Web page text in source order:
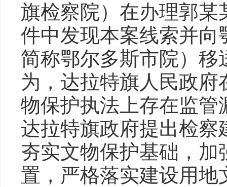
旗检察院）在办理郭某
件中发现本案线索并
简称鄂尔多斯市院）
为，达拉特旗人民政
物保护执法上存在监管
达拉特旗政府提出检
夯实文物保护基础，
置，严格落实建设用